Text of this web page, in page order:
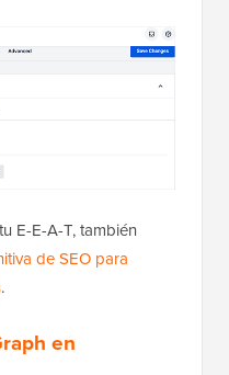
E-E-A-T, también
de SEO para
.
en